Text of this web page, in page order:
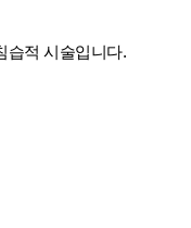
습적 시술입니다.